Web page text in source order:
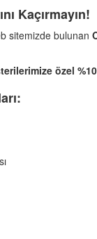
Kaçırmayın!
sitemizde bulunan
özel